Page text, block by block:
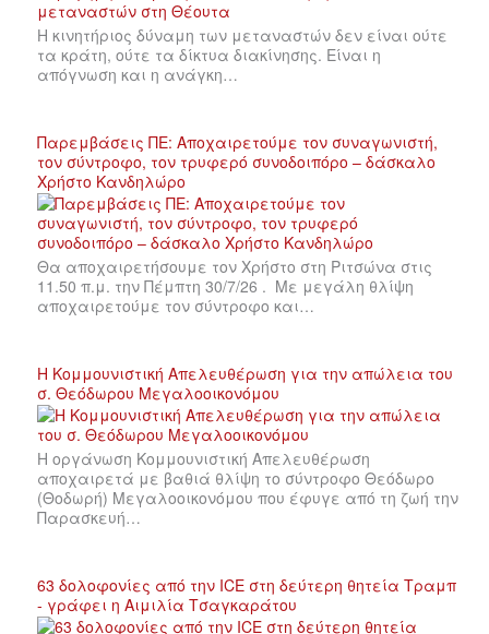
Η κινητήριος δύναμη των μεταναστών δεν είναι ούτε
τα κράτη, ούτε τα δίκτυα διακίνησης. Είναι η
απόγνωση και η ανάγκη…
Παρεμβάσεις ΠΕ: Αποχαιρετούμε τον συναγωνιστή,
τον σύντροφο, τον τρυφερό συνοδοιπόρο – δάσκαλο
Χρήστο Κανδηλώρο
Θα αποχαιρετήσουμε τον Χρήστο στη Ριτσώνα στις
11.50 π.μ. την Πέμπτη 30/7/26 . Με μεγάλη θλίψη
αποχαιρετούμε τον σύντροφο και…
Η Κομμουνιστική Απελευθέρωση για την απώλεια του
σ. Θεόδωρου Μεγαλοοικονόμου
Η οργάνωση Κομμουνιστική Απελευθέρωση
αποχαιρετά με βαθιά θλίψη το σύντροφο Θεόδωρο
(Θοδωρή) Μεγαλοοικονόμου που έφυγε από τη ζωή την
Παρασκευή…
63 δολοφονίες από την ICE στη δεύτερη θητεία Τραμπ
- γράφει η Αιμιλία Τσαγκαράτου